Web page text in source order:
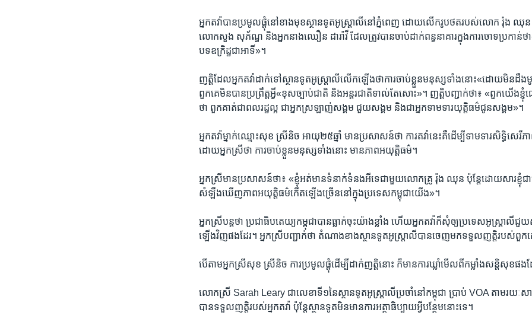
អ្នក​តវ៉ា​បាន​ប្រមូល​ផ្តុំ​នៅ​ខាង​មុខ​ស្ថានទូត​អូស្ត្រាលី​នៅ​ភ្នំពេញ ​ដោយ​លើក​រូបថត​របស់​លោក​ រ៉ុង ឈុ
លោក​សួង សុភ័ណ្ឌ ​និង​អ្នក​នាង​ឈឿន ដារ៉ាវី​ ដែល​ត្រូវ​បាន​ចាប់​ដាក់​ពន្ធនាគារ​ក្នុង​ការ​ចោទ​ប្រកាន់​ថ
បទ​ឧក្រិដ្ឋ​ជា​អាទិ៍»។​
ញត្តិ​ដែល​អ្នក​តវ៉ា​ដាក់​ទៅ​ស្ថានទូត​អូស្ត្រាលី​លើក​ឡើង​ថា​ការ​ចាប់​ខ្លួន​មនុស្ស​ទាំង​នោះ​«ដោយ​មិន​
ពួកគេមិន​បាន​ប្រព្រឹត្ត​អ្វី​«ខុស​ច្បាប់​ជាតិ ​និង​អន្តរជាតិ​ទាល់​តែ​សោះ»។​ ញត្តិ​បញ្ជាក់​ថា៖​ «ពួក​យើង​ខ្
ថា​ ពួក​គាត់​ជា​ពលរដ្ឋ​ល្អ ជា​អ្នក​ស្រឡាញ់​សង្គម​ ជួយ​សង្គម ​និង​ជា​អ្នក​ទាមទារ​យុត្តិ​ធម៌​ជូន​សង្គម»។​
អ្នក​តវ៉ា​ម្នាក់​ឈ្មោះ​សុខ ស្រីនិច ​អាយុ​២៥​ឆ្នាំ ​មាន​ប្រសាសន៍​ថា​ ការ​តវ៉ា​នេះ​គឺ​ដើម្បី​ទាមទារ​សិទ្ធិ​សេរីភា
ដោយ​អ្នកស្រី​ថា ​ការ​ចាប់​ខ្លួន​មនុស្ស​ទាំង​នោះ ​មាន​ភាព​អយុត្តិ​ធម៌។​
អ្នកស្រី​មាន​ប្រសាសន៍​ថា៖​ «ខ្ញុំ​អត់​មាន​ទំនាក់​ទំនង​អី​ទេ​ជាមួយ​លោកគ្រូ​ រ៉ុង ឈុន ប៉ុន្តែ​ដោយសារ​ខ្ញុំ​ជា​
សំឡឹង​ឃើញ​ភាព​អយុត្តិធម៌​កើត​ឡើង​ច្រើន​នៅ​ក្នុង​ប្រទេស​កម្ពុជា​យើង»។
អ្នកស្រី​បន្ត​ថា​ ប្រជា​ធិបតេយ្យ​កម្ពុជា​បាន​ធ្លាក់​ចុះ​យ៉ាង​ខ្លាំង​ ហើយ​អ្នក​តវ៉ា​ក៏​សុំ​ឲ្យ​ប្រទេស​អូស្ត្រាលី​ជួយ​
ឡើង​វិញ​ផង​ដែរ។ ​អ្នកស្រី​បញ្ជាក់​ថា ​តំណាង​ខាង​ស្ថានទូត​អូស្ត្រាលី​បាន​ចេញ​មក​ទទួល​ញត្តិ​របស់​ពួកគ
បើ​តា​ម​អ្នកស្រី​សុខ ស្រីនិច ​ការ​ប្រមូល​ផ្តុំ​ដើម្បី​ដាក់​ញត្តិ​នោះ ​ក៏​មាន​ការ​ឃ្លាំ​មើល​ពី​កម្លាំង​សន្តិសុខ​ផង​ដ
លោកស្រី ​Sarah Leary ​ជា​លេខាទី១​នៃ​ស្ថានទូត​អូស្ត្រាលី​ប្រចាំ​នៅ​កម្ពុជា​ ប្រាប់ ​VOA ​តាម​រយៈ​ស
បាន​ទទួល​ញត្តិ​របស់​អ្នក​តវ៉ា​ ប៉ុន្តែ​ស្ថានទូត​មិន​មាន​ការ​អត្ថាធិប្បាយ​អ្វី​បន្ថែម​នោះ​ទេ។​